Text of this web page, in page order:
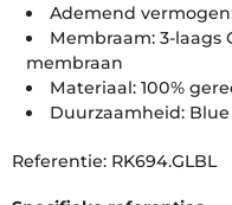
Ademend vermogen:
Membraam: 3-laags
membraan
Materiaal: 100%
Duurzaamheid:
Referentie: RK694.GLBL